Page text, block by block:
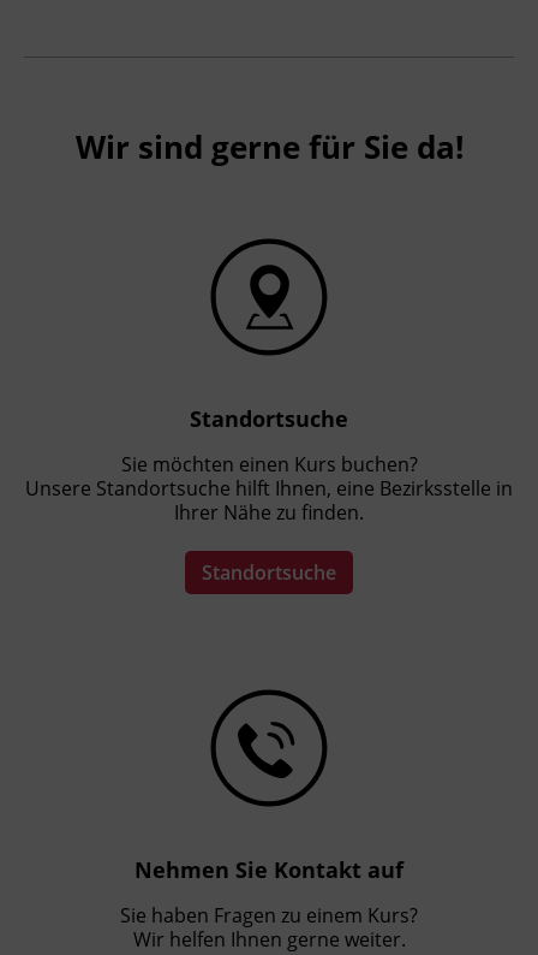
Wir sind gerne für Sie da!
Standortsuche
Sie möchten einen Kurs buchen?
Unsere Standortsuche hilft Ihnen, eine Bezirksstelle in
Ihrer Nähe zu finden.
Standortsuche
Nehmen Sie Kontakt auf
Sie haben Fragen zu einem Kurs?
Wir helfen Ihnen gerne weiter.